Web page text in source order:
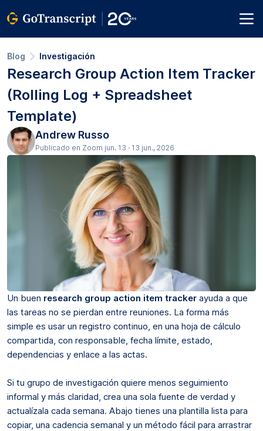
Blog Investigación
Research Group Action Item Tracker
(Rolling Log + Spreadsheet
Template)
Andrew Russo
Publicado en Zoom jun. 13 · 13 jun., 2026
Un buen research group action item tracker ayuda a que
las tareas no se pierdan entre reuniones. La forma más
simple es usar un registro continuo, en una hoja de cálculo
compartida, con responsable, fecha límite, estado,
dependencias y enlace a las actas.
Si tu grupo de investigación quiere menos seguimiento
informal y más claridad, crea una sola fuente de verdad y
actualízala cada semana. Abajo tienes una plantilla lista para
copiar, una cadencia semanal y un método fácil para arrastrar